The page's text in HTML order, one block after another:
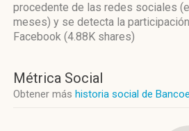
procedente de las redes sociales
meses) y se detecta la
Facebook (4.88K shares)
Métrica Social
Obtener más historia social de